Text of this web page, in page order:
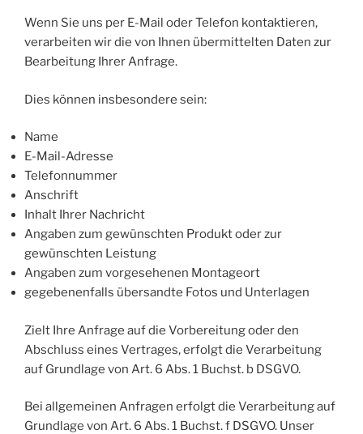
Wenn Sie uns per E-Mail oder Telefon kontaktieren,
verarbeiten wir die von Ihnen übermittelten Daten zur
Bearbeitung Ihrer Anfrage.
Dies können insbesondere sein:
Name
E-Mail-Adresse
Telefonnummer
Anschrift
Inhalt Ihrer Nachricht
Angaben zum gewünschten Produkt oder zur
gewünschten Leistung
Angaben zum vorgesehenen Montageort
gegebenenfalls übersandte Fotos und Unterlagen
Zielt Ihre Anfrage auf die Vorbereitung oder den
Abschluss eines Vertrages, erfolgt die Verarbeitung
auf Grundlage von Art. 6 Abs. 1 Buchst. b DSGVO.
Bei allgemeinen Anfragen erfolgt die Verarbeitung auf
Grundlage von Art. 6 Abs. 1 Buchst. f DSGVO. Unser